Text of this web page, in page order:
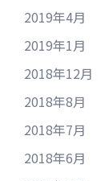
2019年4月
2019年1月
2018年12月
2018年8月
2018年7月
2018年6月